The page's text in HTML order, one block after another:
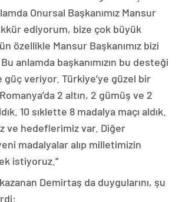
Onursal Başkanımız Mansur
ediyorum, bize çok büyük
özellikle Mansur Başkanımız bizi
anlamda başkanımızın bu desteği
güç veriyor. Türkiye’ye güzel bir
2 altın, 2 gümüş ve 2
10 sıklette 8 madalya maçı aldık.
ve hedeflerimiz var. Diğer
madalyalar alıp milletimizin
istiyoruz.”
Demirtaş da duygularını, şu